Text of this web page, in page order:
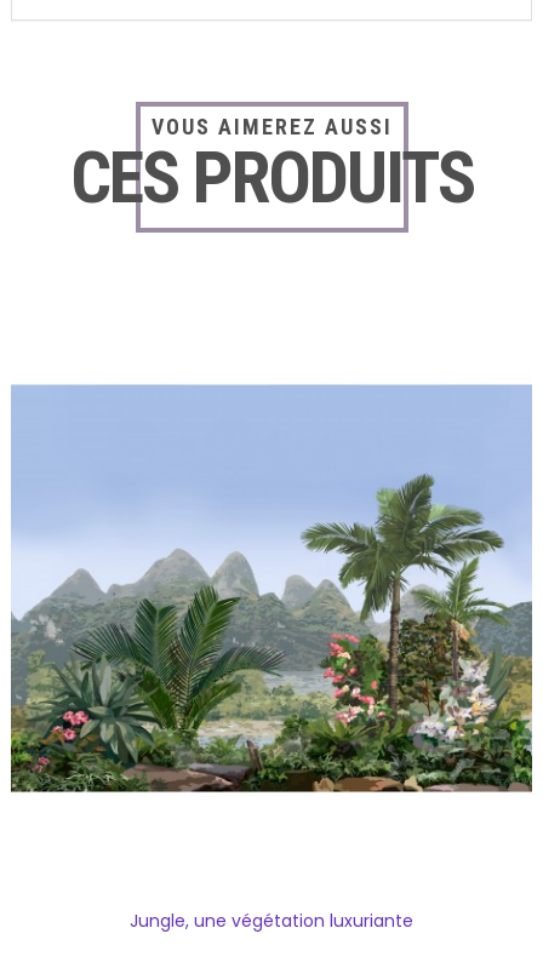
VOUS AIMEREZ AUSSI
CES PRODUITS
Jungle, une végétation luxuriante